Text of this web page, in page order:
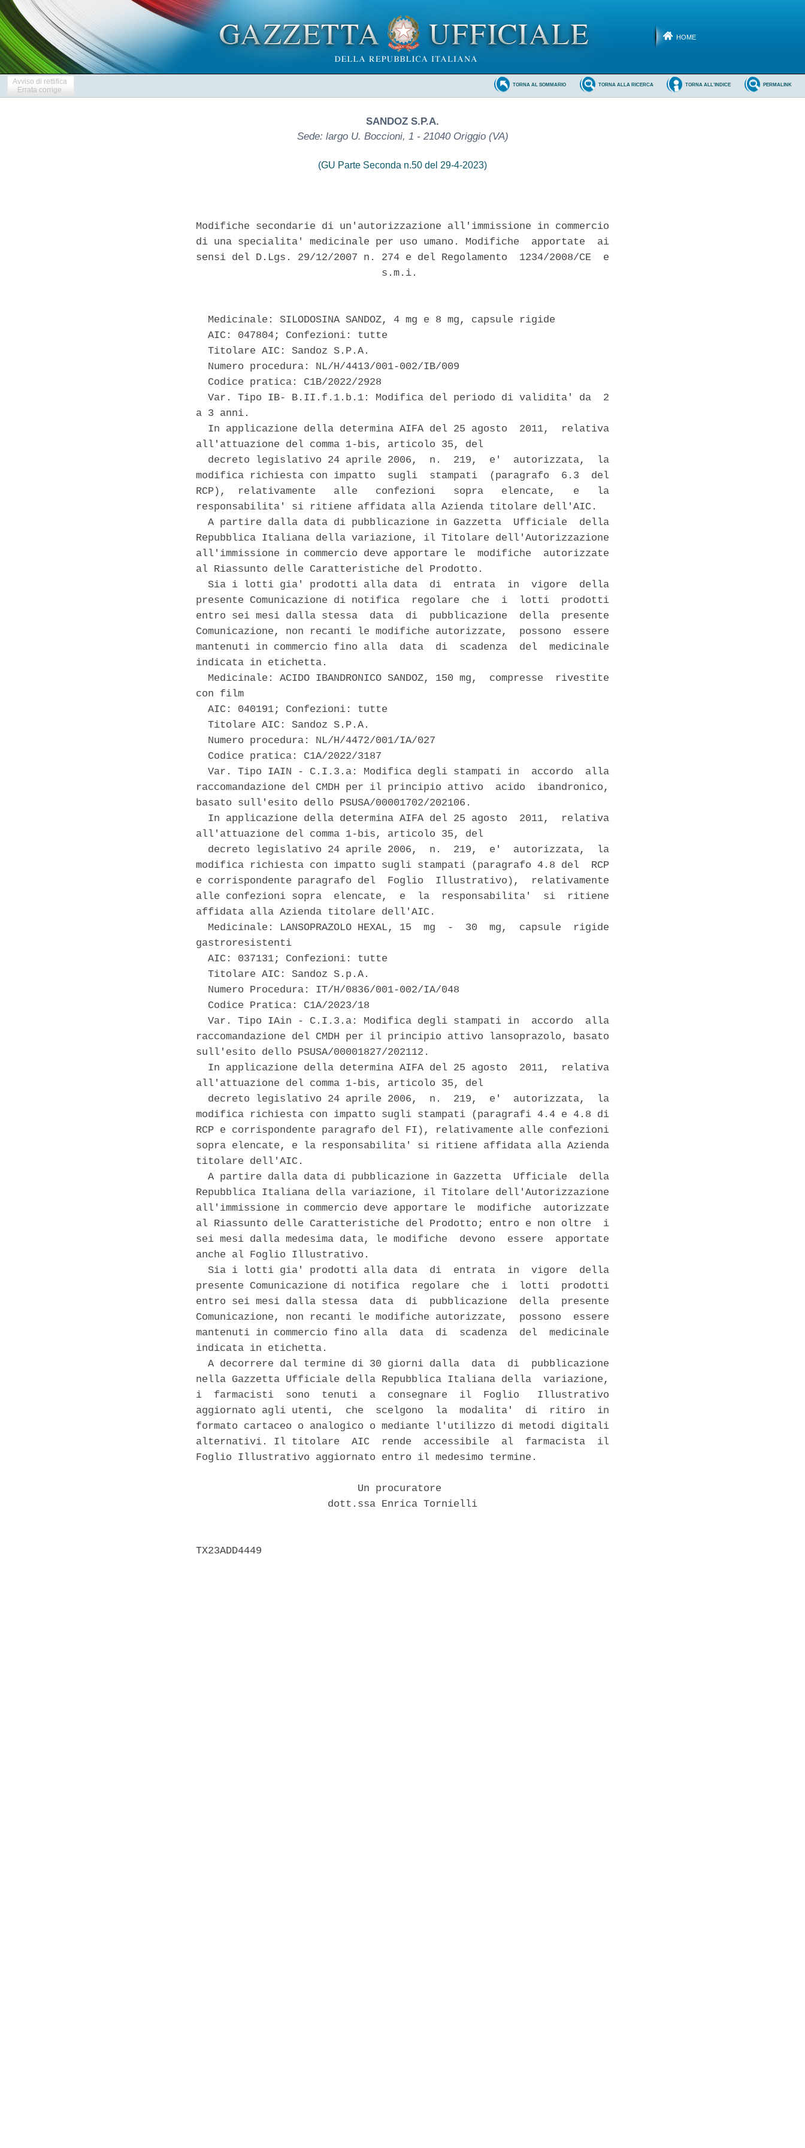
HOME
Avviso di rettifica
Errata corrige
PERMALINK
TORNA ALL'INDICE
TORNA ALLA RICERCA
TORNA AL SOMMARIO
SANDOZ S.P.A.
Sede: largo U. Boccioni, 1 - 21040 Origgio (VA)
(GU Parte Seconda n.50 del 29-4-2023)
Modifiche secondarie di un'autorizzazione all'immissione in commercio
di una specialita' medicinale per uso umano. Modifiche  apportate  ai
sensi del D.Lgs. 29/12/2007 n. 274 e del Regolamento  1234/2008/CE  e
                               s.m.i.
  Medicinale: SILODOSINA SANDOZ, 4 mg e 8 mg, capsule rigide
  AIC: 047804; Confezioni: tutte
  Titolare AIC: Sandoz S.P.A.
  Numero procedura: NL/H/4413/001-002/IB/009
  Codice pratica: C1B/2022/2928
  Var. Tipo IB- B.II.f.1.b.1: Modifica del periodo di validita' da  2
a 3 anni.
  In applicazione della determina AIFA del 25 agosto  2011,  relativa
all'attuazione del comma 1-bis, articolo 35, del
  decreto legislativo 24 aprile 2006,  n.  219,  e'  autorizzata,  la
modifica richiesta con impatto  sugli  stampati  (paragrafo  6.3  del
RCP),  relativamente   alle   confezioni   sopra   elencate,   e   la
responsabilita' si ritiene affidata alla Azienda titolare dell'AIC.
  A partire dalla data di pubblicazione in Gazzetta  Ufficiale  della
Repubblica Italiana della variazione, il Titolare dell'Autorizzazione
all'immissione in commercio deve apportare le  modifiche  autorizzate
al Riassunto delle Caratteristiche del Prodotto.
  Sia i lotti gia' prodotti alla data  di  entrata  in  vigore  della
presente Comunicazione di notifica  regolare  che  i  lotti  prodotti
entro sei mesi dalla stessa  data  di  pubblicazione  della  presente
Comunicazione, non recanti le modifiche autorizzate,  possono  essere
mantenuti in commercio fino alla  data  di  scadenza  del  medicinale
indicata in etichetta.
  Medicinale: ACIDO IBANDRONICO SANDOZ, 150 mg,  compresse  rivestite
con film
  AIC: 040191; Confezioni: tutte
  Titolare AIC: Sandoz S.P.A.
  Numero procedura: NL/H/4472/001/IA/027
  Codice pratica: C1A/2022/3187
  Var. Tipo IAIN - C.I.3.a: Modifica degli stampati in  accordo  alla
raccomandazione del CMDH per il principio attivo  acido  ibandronico,
basato sull'esito dello PSUSA/00001702/202106.
  In applicazione della determina AIFA del 25 agosto  2011,  relativa
all'attuazione del comma 1-bis, articolo 35, del
  decreto legislativo 24 aprile 2006,  n.  219,  e'  autorizzata,  la
modifica richiesta con impatto sugli stampati (paragrafo 4.8 del  RCP
e corrispondente paragrafo del  Foglio  Illustrativo),  relativamente
alle confezioni sopra  elencate,  e  la  responsabilita'  si  ritiene
affidata alla Azienda titolare dell'AIC.
  Medicinale: LANSOPRAZOLO HEXAL, 15  mg  -  30  mg,  capsule  rigide
gastroresistenti
  AIC: 037131; Confezioni: tutte
  Titolare AIC: Sandoz S.p.A.
  Numero Procedura: IT/H/0836/001-002/IA/048
  Codice Pratica: C1A/2023/18
  Var. Tipo IAin - C.I.3.a: Modifica degli stampati in  accordo  alla
raccomandazione del CMDH per il principio attivo lansoprazolo, basato
sull'esito dello PSUSA/00001827/202112.
  In applicazione della determina AIFA del 25 agosto  2011,  relativa
all'attuazione del comma 1-bis, articolo 35, del
  decreto legislativo 24 aprile 2006,  n.  219,  e'  autorizzata,  la
modifica richiesta con impatto sugli stampati (paragrafi 4.4 e 4.8 di
RCP e corrispondente paragrafo del FI), relativamente alle confezioni
sopra elencate, e la responsabilita' si ritiene affidata alla Azienda
titolare dell'AIC.
  A partire dalla data di pubblicazione in Gazzetta  Ufficiale  della
Repubblica Italiana della variazione, il Titolare dell'Autorizzazione
all'immissione in commercio deve apportare le  modifiche  autorizzate
al Riassunto delle Caratteristiche del Prodotto; entro e non oltre  i
sei mesi dalla medesima data, le modifiche  devono  essere  apportate
anche al Foglio Illustrativo.
  Sia i lotti gia' prodotti alla data  di  entrata  in  vigore  della
presente Comunicazione di notifica  regolare  che  i  lotti  prodotti
entro sei mesi dalla stessa  data  di  pubblicazione  della  presente
Comunicazione, non recanti le modifiche autorizzate,  possono  essere
mantenuti in commercio fino alla  data  di  scadenza  del  medicinale
indicata in etichetta.
  A decorrere dal termine di 30 giorni dalla  data  di  pubblicazione
nella Gazzetta Ufficiale della Repubblica Italiana della  variazione,
i  farmacisti  sono  tenuti  a  consegnare  il  Foglio   Illustrativo
aggiornato agli utenti,  che  scelgono  la  modalita'  di  ritiro  in
formato cartaceo o analogico o mediante l'utilizzo di metodi digitali
alternativi. Il titolare  AIC  rende  accessibile  al  farmacista  il
Foglio Illustrativo aggiornato entro il medesimo termine.
                           Un procuratore
                      dott.ssa Enrica Tornielli